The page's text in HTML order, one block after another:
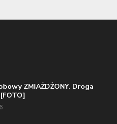
ZMIAŻDŻONY. Droga